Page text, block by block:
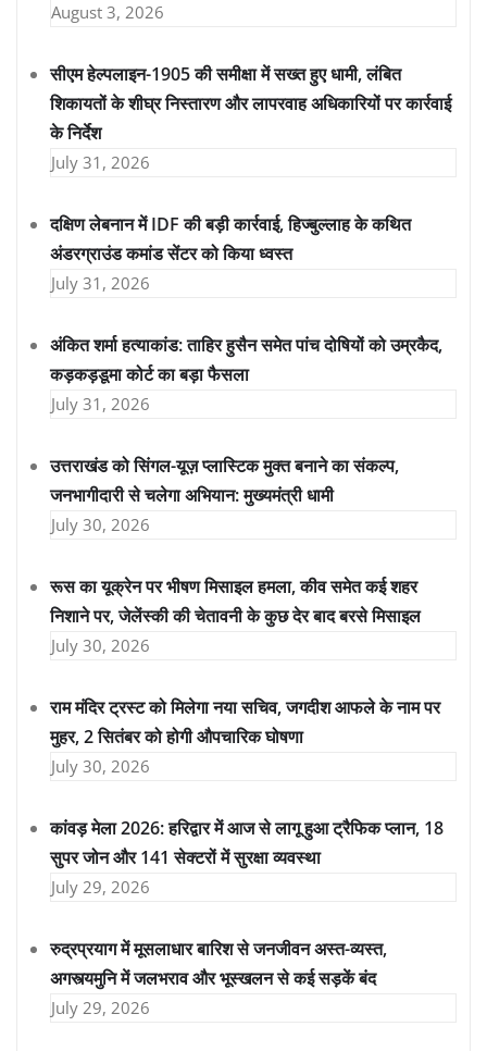
August 3, 2026
सीएम हेल्पलाइन-1905 की समीक्षा में सख्त हुए धामी, लंबित
शिकायतों के शीघ्र निस्तारण और लापरवाह अधिकारियों पर कार्रवाई
के निर्देश
July 31, 2026
दक्षिण लेबनान में IDF की बड़ी कार्रवाई, हिज्बुल्लाह के कथित
अंडरग्राउंड कमांड सेंटर को किया ध्वस्त
July 31, 2026
अंकित शर्मा हत्याकांड: ताहिर हुसैन समेत पांच दोषियों को उम्रकैद,
कड़कड़डूमा कोर्ट का बड़ा फैसला
July 31, 2026
उत्तराखंड को सिंगल-यूज़ प्लास्टिक मुक्त बनाने का संकल्प,
जनभागीदारी से चलेगा अभियान: मुख्यमंत्री धामी
July 30, 2026
रूस का यूक्रेन पर भीषण मिसाइल हमला, कीव समेत कई शहर
निशाने पर, जेलेंस्की की चेतावनी के कुछ देर बाद बरसे मिसाइल
July 30, 2026
राम मंदिर ट्रस्ट को मिलेगा नया सचिव, जगदीश आफले के नाम पर
मुहर, 2 सितंबर को होगी औपचारिक घोषणा
July 30, 2026
कांवड़ मेला 2026: हरिद्वार में आज से लागू हुआ ट्रैफिक प्लान, 18
सुपर जोन और 141 सेक्टरों में सुरक्षा व्यवस्था
July 29, 2026
रुद्रप्रयाग में मूसलाधार बारिश से जनजीवन अस्त-व्यस्त,
अगस्त्यमुनि में जलभराव और भूस्खलन से कई सड़कें बंद
July 29, 2026